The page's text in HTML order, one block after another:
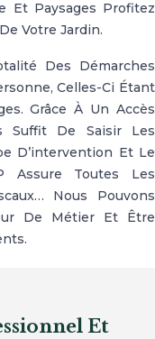
Et Paysages Profitez
Votre Jardin.
Des Démarches
Celles-Ci Étant
Grâce À Un Accès
Suffit De Saisir Les
D’intervention Et Le
Assure Toutes Les
Nous Pouvons
De Métier Et Être
Et